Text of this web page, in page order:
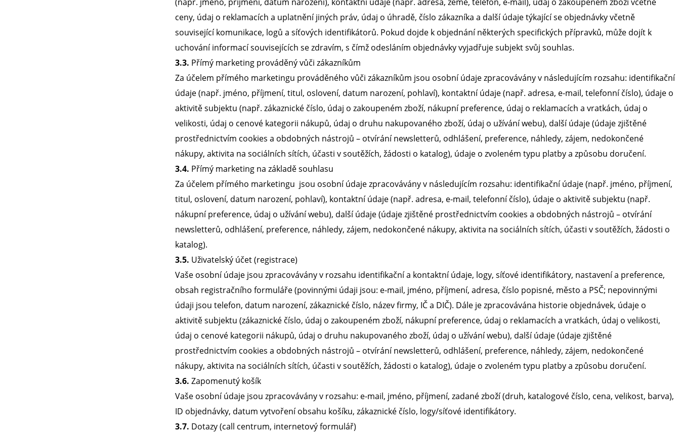
ceny, údaj o reklamacích a uplatnění jiných práv, údaj o úhradě, číslo zákazníka a další údaje týkající se objednávky včetně
související komunikace, logů a síťových identifikátorů. Pokud dojde k objednání některých specifických přípravků, může dojít k
uchování informací souvisejících se zdravím, s čímž odesláním objednávky vyjadřuje subjekt svůj souhlas.
3.3. Přímý marketing prováděný vůči zákazníkům
Za účelem přímého marketingu prováděného vůči zákazníkům jsou osobní údaje zpracovávány v následujícím rozsahu: identifikační
údaje (např. jméno, příjmení, titul, oslovení, datum narození, pohlaví), kontaktní údaje (např. adresa, e-mail, telefonní číslo), údaje o
aktivitě subjektu (např. zákaznické číslo, údaj o zakoupeném zboží, nákupní preference, údaj o reklamacích a vratkách, údaj o
velikosti, údaj o cenové kategorii nákupů, údaj o druhu nakupovaného zboží, údaj o užívání webu), další údaje (údaje zjištěné
prostřednictvím cookies a obdobných nástrojů – otvírání newsletterů, odhlášení, preference, náhledy, zájem, nedokončené
nákupy, aktivita na sociálních sítích, účasti v soutěžích, žádosti o katalog), údaje o zvoleném typu platby a způsobu doručení.
3.4. Přímý marketing na základě souhlasu
Za účelem přímého marketingu jsou osobní údaje zpracovávány v následujícím rozsahu: identifikační údaje (např. jméno, příjmení,
titul, oslovení, datum narození, pohlaví), kontaktní údaje (např. adresa, e-mail, telefonní číslo), údaje o aktivitě subjektu (např.
nákupní preference, údaj o užívání webu), další údaje (údaje zjištěné prostřednictvím cookies a obdobných nástrojů – otvírání
newsletterů, odhlášení, preference, náhledy, zájem, nedokončené nákupy, aktivita na sociálních sítích, účasti v soutěžích, žádosti o
katalog).
3.5. Uživatelský účet (registrace)
Vaše osobní údaje jsou zpracovávány v rozsahu identifikační a kontaktní údaje, logy, síťové identifikátory, nastavení a preference,
obsah registračního formuláře (povinnými údaji jsou: e-mail, jméno, příjmení, adresa, číslo popisné, město a PSČ; nepovinnými
údaji jsou telefon, datum narození, zákaznické číslo, název firmy, IČ a DIČ). Dále je zpracovávána historie objednávek, údaje o
aktivitě subjektu (zákaznické číslo, údaj o zakoupeném zboží, nákupní preference, údaj o reklamacích a vratkách, údaj o velikosti,
údaj o cenové kategorii nákupů, údaj o druhu nakupovaného zboží, údaj o užívání webu), další údaje (údaje zjištěné
prostřednictvím cookies a obdobných nástrojů – otvírání newsletterů, odhlášení, preference, náhledy, zájem, nedokončené
nákupy, aktivita na sociálních sítích, účasti v soutěžích, žádosti o katalog), údaje o zvoleném typu platby a způsobu doručení.
3.6. Zapomenutý košík
Vaše osobní údaje jsou zpracovávány v rozsahu: e-mail, jméno, příjmení, zadané zboží (druh, katalogové číslo, cena, velikost, barva),
ID objednávky, datum vytvoření obsahu košíku, zákaznické číslo, logy/síťové identifikátory.
3.7. Dotazy (call centrum, internetový formulář)